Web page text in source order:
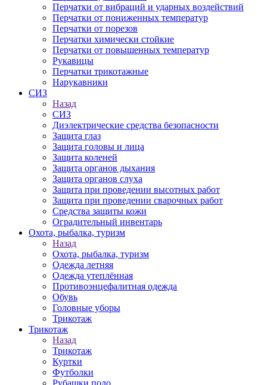
Перчатки от вибраций и ударных воздействий
Перчатки от пониженных температур
Перчатки от порезов
Перчатки химически стойкие
Перчатки от повышенных температур
Рукавицы
Перчатки трикотажные
Нарукавники
СИЗ
Назад
СИЗ
Диэлектрические средства безопасности
Защита глаз
Защита головы и лица
Защита коленей
Защита органов дыхания
Защита органов слуха
Защита при проведении высотных работ
Защита при проведении сварочных работ
Средства защиты кожи
Оградительный инвентарь
Охота, рыбалка, туризм
Назад
Охота, рыбалка, туризм
Одежда летняя
Одежда утеплённая
Противоэнцефалитная одежда
Обувь
Головные уборы
Трикотаж
Трикотаж
Назад
Трикотаж
Куртки
Футболки
Рубашки поло